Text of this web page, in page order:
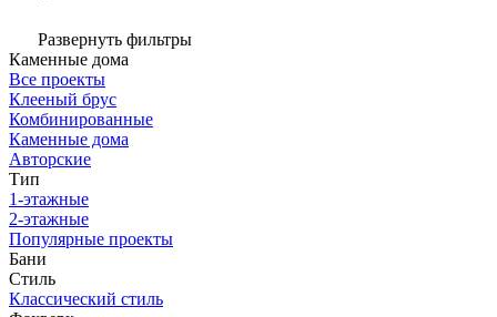
Развернуть фильтры
Каменные дома
Все проекты
Клееный брус
Комбинированные
Каменные дома
Авторские
Тип
1-этажные
2-этажные
Популярные проекты
Бани
Стиль
Классический стиль